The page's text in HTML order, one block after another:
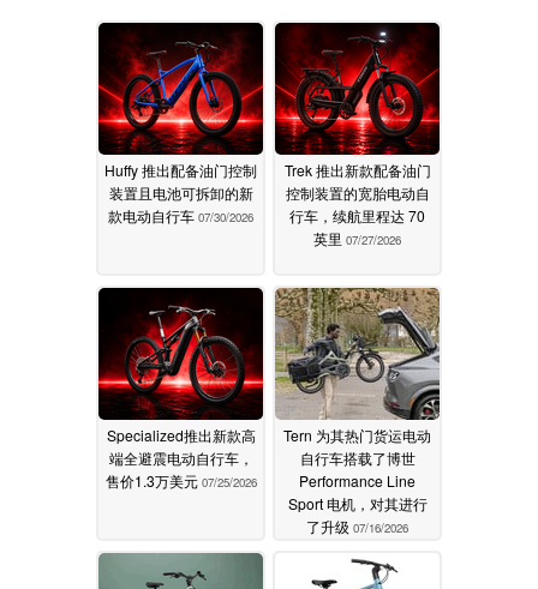
Huffy 推出配备油门控制
装置且电池可拆卸的新
款电动自行车 07/30/2026
Trek 推出新款配备油门
控制装置的宽胎电动自
行车，续航里程达 70
英里 07/27/2026
Specialized推出新款高
端全避震电动自行车，
售价1.3万美元 07/25/2026
Tern 为其热门货运电动
自行车搭载了博世
Performance Line
Sport 电机，对其进行
了升级 07/16/2026